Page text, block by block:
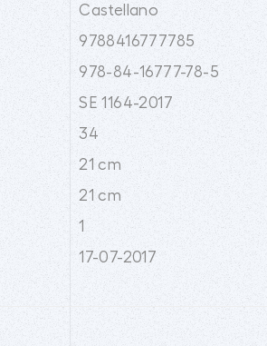
Castellano
9788416777785
978-84-16777-78-5
SE 1164-2017
34
21 cm
21 cm
1
17-07-2017